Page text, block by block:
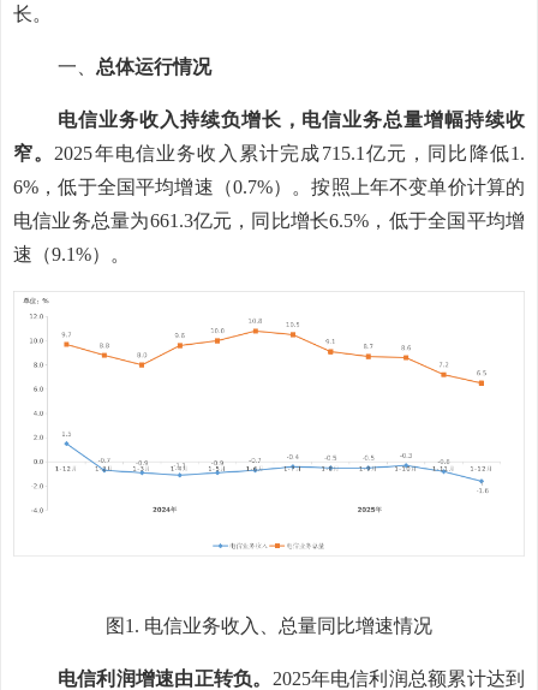
长。
一、 总体运行情况
电信业务收入持续负增长， 电信业务总量增幅持续收
窄。 2025年电信业务收入累计完成715.1 亿元，同比降低1.
6% ，低于全国平均增速（0.7%） 。按照上年不变单价计算的
电信业务总量为661.3亿元，同比增长6.5% ， 低于全国平均增
速（9.1%） 。
图 1. 电信业务收入 、总量同比增速情况
电信利润增速由正转负。 2025年电信利润总额累计达到